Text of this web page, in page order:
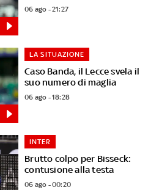
06 ago - 21:27
Caso Banda, il Lecce svela il
suo numero di maglia
LA SITUAZIONE
06 ago - 18:28
Brutto colpo per Bisseck:
contusione alla testa
INTER
06 ago - 00:20